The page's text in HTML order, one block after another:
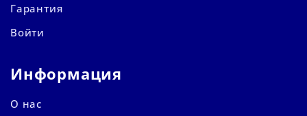
Гарантия
Войти
Информация
О нас